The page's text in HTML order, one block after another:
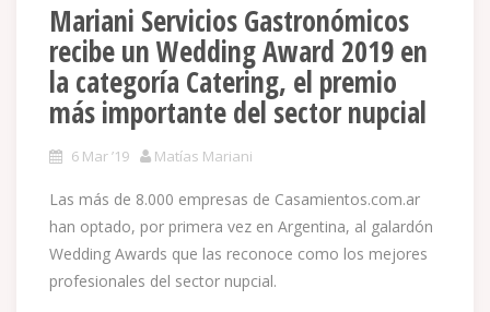
Mariani Servicios Gastronómicos
recibe un Wedding Award 2019 en
la categoría Catering, el premio
más importante del sector nupcial
6 Mar ’19 Matías Mariani
Las más de 8.000 empresas de Casamientos.com.ar
han optado, por primera vez en Argentina, al galardón
Wedding Awards que las reconoce como los mejores
profesionales del sector nupcial.